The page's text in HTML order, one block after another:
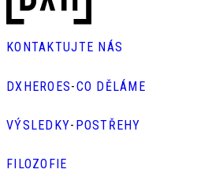
KONTAKTUJTE NÁS
DXHEROES-CO DĚLÁME
VÝSLEDKY- POSTŘEHY
FILOZOFIE